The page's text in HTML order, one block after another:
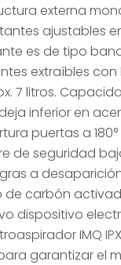
externa
ajustables
es de tipo
extraíbles
7 litros.
inferior en
puertas a
de seguridad
a
de carbón
dispositivo
IMQ
garantizar el